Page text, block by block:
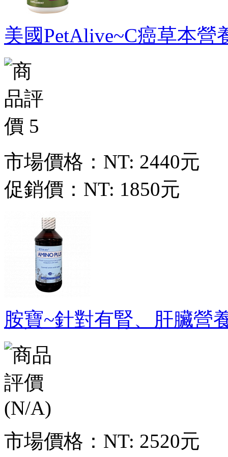
美國PetAlive~C癌草本營
市場價格： NT: 2440元
促銷價： NT: 1850元
胺寶~針對有腎、肝臟營
市場價格： NT: 2520元